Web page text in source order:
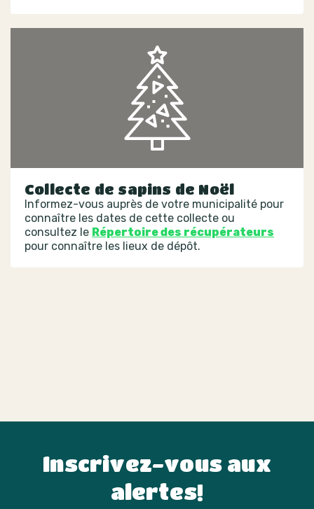
Collecte de sapins de Noël
Informez-vous auprès de votre municipalité pour
connaître les dates de cette collecte ou
consultez le Répertoire des récupérateurs
pour connaître les lieux de dépôt.
Inscrivez-vous aux
alertes!